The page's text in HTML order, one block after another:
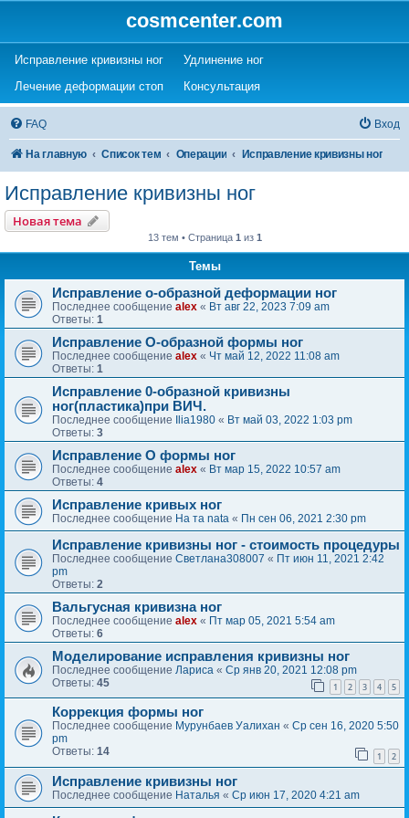
cosmcenter.com
Исправление кривизны ног(Opens a new tab)
Удлинение ног(Opens a new tab)
Лечение деформации стоп(Opens a new tab)
Консультация(Opens a new tab)
FAQ Вход
На главную Список тем Операции Исправление кривизны ног
Исправление кривизны ног
Новая тема
13 тем • Страница 1 из 1
Темы
Исправление о-образной деформации ног
Последнее сообщение alex « Вт авг 22, 2023 7:09 am
Ответы: 1
Исправление О-образной формы ног
Последнее сообщение alex « Чт май 12, 2022 11:08 am
Ответы: 1
Исправление 0-образной кривизны
ног(пластика)при ВИЧ.
Последнее сообщение Ilia1980 « Вт май 03, 2022 1:03 pm
Ответы: 3
Исправление О формы ног
Последнее сообщение alex « Вт мар 15, 2022 10:57 am
Ответы: 4
Исправление кривых ног
Последнее сообщение На та nata « Пн сен 06, 2021 2:30 pm
Исправление кривизны ног - стоимость процедуры
Последнее сообщение Светлана308007 « Пт июн 11, 2021 2:42
pm
Ответы: 2
Вальгусная кривизна ног
Последнее сообщение alex « Пт мар 05, 2021 5:54 am
Ответы: 6
Моделирование исправления кривизны ног
Последнее сообщение Лариса « Ср янв 20, 2021 12:08 pm
Ответы: 45 1 2 3 4 5
Коррекция формы ног
Последнее сообщение Мурунбаев Уалихан « Ср сен 16, 2020 5:50
pm
Ответы: 14 1 2
Исправление кривизны ног
Последнее сообщение Наталья « Ср июн 17, 2020 4:21 am